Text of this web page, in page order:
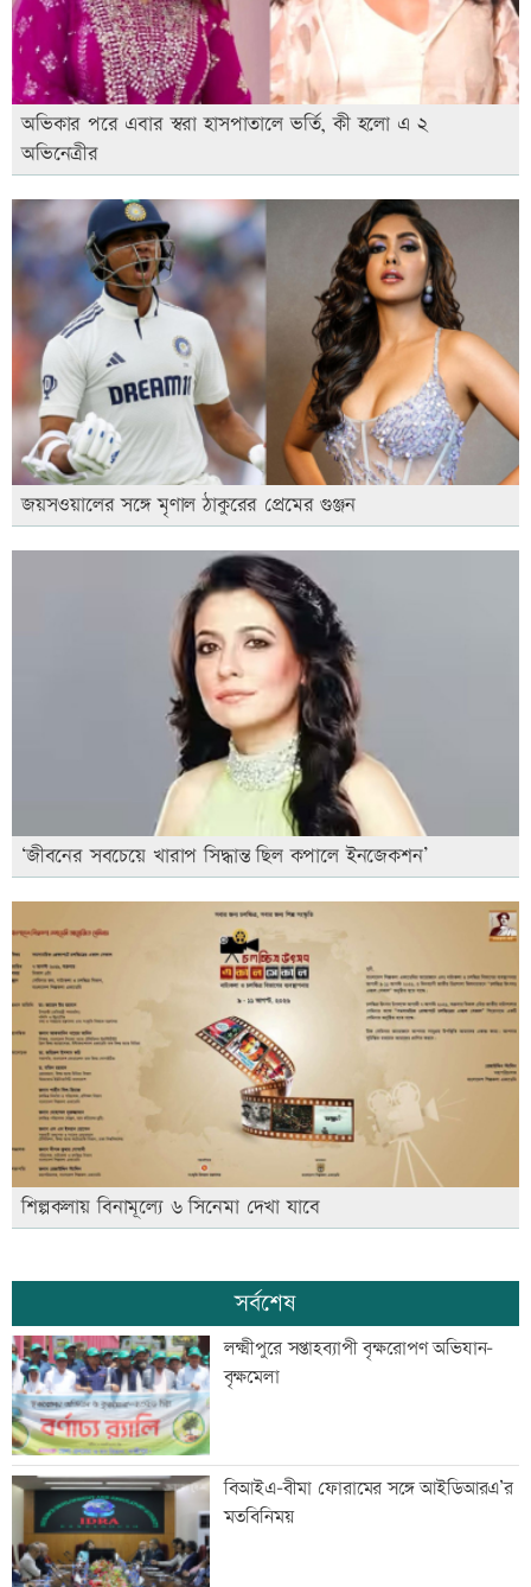
অভিকার পরে এবার স্বরা হাসপাতালে ভর্তি, কী হলো এ ২
অভিনেত্রীর
জয়সওয়ালের সঙ্গে মৃণাল ঠাকুরের প্রেমের গুঞ্জন
‘জীবনের সবচেয়ে খারাপ সিদ্ধান্ত ছিল কপালে ইনজেকশন’
শিল্পকলায় বিনামূল্যে ৬ সিনেমা দেখা যাবে
সর্বশেষ
লক্ষ্মীপুরে সপ্তাহব্যাপী বৃক্ষরোপণ অভিযান-
বৃক্ষমেলা
বিআইএ-বীমা ফোরামের সঙ্গে আইডিআরএ’র
মতবিনিময়